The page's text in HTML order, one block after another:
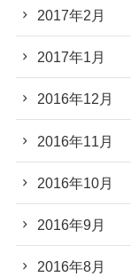
2017年2月
2017年1月
2016年12月
2016年11月
2016年10月
2016年9月
2016年8月